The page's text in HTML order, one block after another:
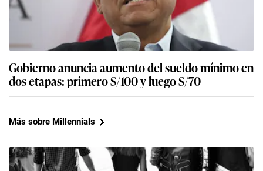
Gobierno anuncia aumento del sueldo mínimo en
dos etapas: primero S/100 y luego S/70
Más sobre Millennials